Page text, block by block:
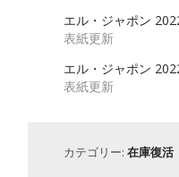
エル・ジャポン
表紙更新
エル・ジャポン
表紙更新
カテゴリー: 在庫復活